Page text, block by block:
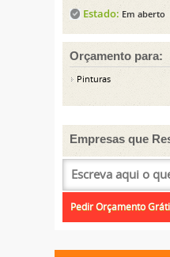
Estado: Em aberto
Orçamento para:
Pinturas
Empresas que